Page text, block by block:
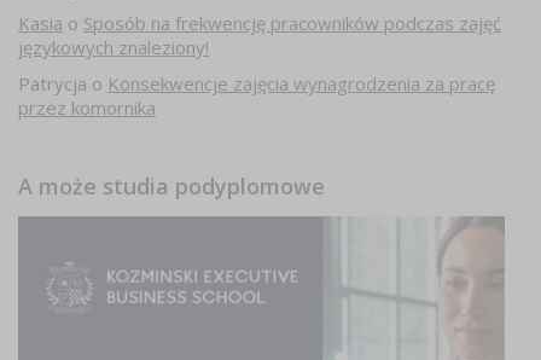
Kasia o Sposób na frekwencję pracowników podczas zajęć
językowych znaleziony!
Patrycja o Konsekwencje zajęcia wynagrodzenia za pracę
przez komornika
A może studia podyplomowe